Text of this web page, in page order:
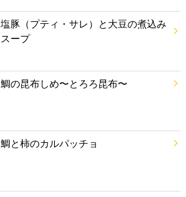
塩豚（プティ・サレ）と大豆の煮込み
スープ
鯛の昆布しめ〜とろろ昆布〜
鯛と柿のカルパッチョ